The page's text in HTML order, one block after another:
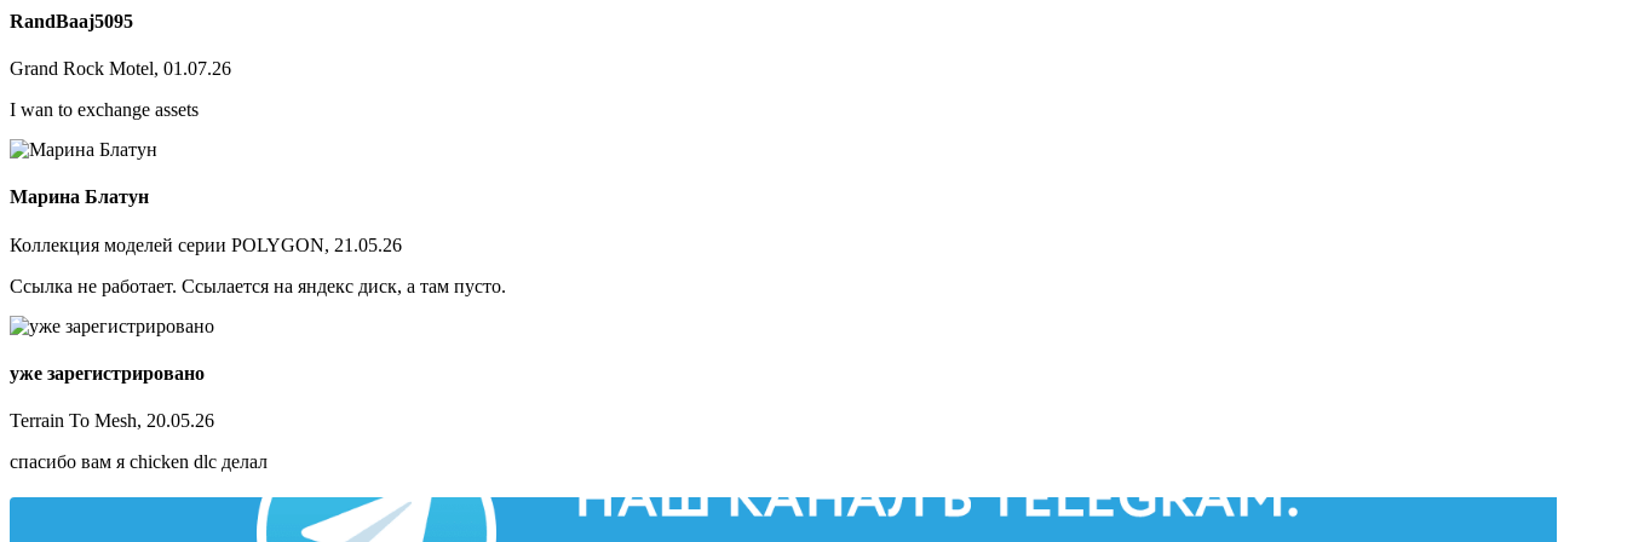
RandBaaj5095
Grand Rock Motel, 01.07.26
I wan to exchange assets
Марина Блатун
Коллекция моделей серии POLYGON, 21.05.26
Ссылка не работает. Ссылается на яндекс диск, а там пусто.
уже зарегистрировано
Terrain To Mesh, 20.05.26
спасибо вам я chicken dlc делал